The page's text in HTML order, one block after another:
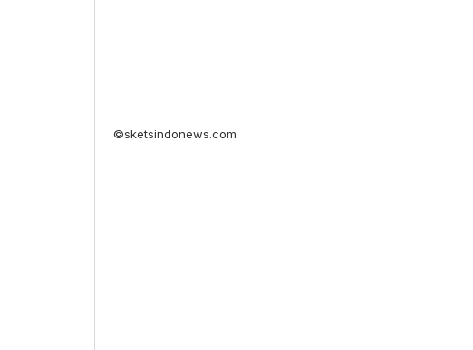
©sketsindonews.com